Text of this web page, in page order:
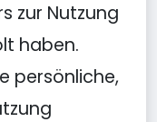
zur Nutzung
haben.
persönliche,